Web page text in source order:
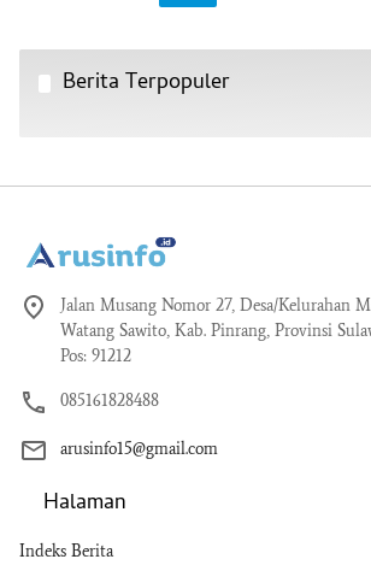
Berita Terpopuler
Jalan Musang Nomor 27, Desa/Kelurahan
Watang Sawito, Kab. Pinrang, Provinsi
Pos: 91212
085161828488
arusinfo15@gmail.com
Halaman
Indeks Berita